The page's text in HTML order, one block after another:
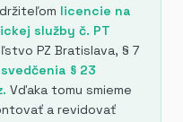
licencie na
služby č. PT
PZ Bratislava, § 7
§ 23
Vďaka tomu smieme
a revidovať